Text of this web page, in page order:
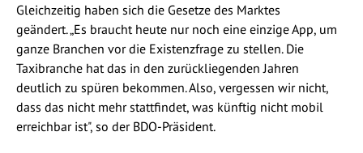
Gleichzeitig haben sich die Gesetze des Marktes
geändert. „Es braucht heute nur noch eine einzige App, um
ganze Branchen vor die Existenzfrage zu stellen. Die
Taxibranche hat das in den zurückliegenden Jahren
deutlich zu spüren bekommen. Also, vergessen wir nicht,
dass das nicht mehr stattfindet, was künftig nicht mobil
erreichbar ist", so der BDO-Präsident.